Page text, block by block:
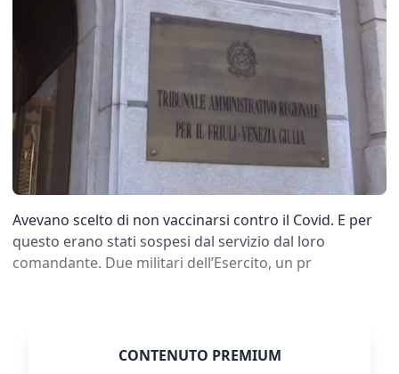
Avevano scelto di non vaccinarsi contro il Covid. E per
questo erano stati sospesi dal servizio dal loro
comandante. Due militari dell’Esercito, un pr
CONTENUTO PREMIUM